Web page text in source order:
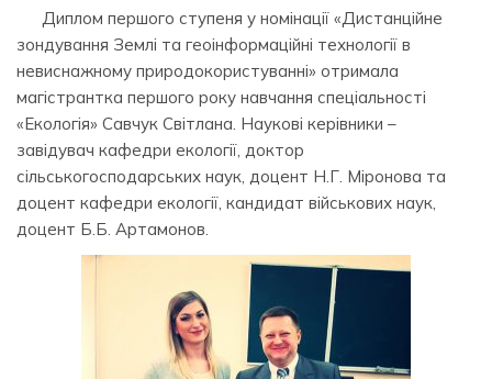
Диплом першого ступеня у номінації «Дистанційне
зондування Землі та геоінформаційні технології в
невиснажному природокористуванні» отримала
магістрантка першого року навчання спеціальності
«Екологія» Савчук Світлана. Наукові керівники –
завідувач кафедри екології, доктор
сільськогосподарських наук, доцент Н.Г. Міронова та
доцент кафедри екології, кандидат військових наук,
доцент Б.Б. Артамонов.